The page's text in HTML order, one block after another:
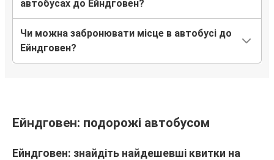
Ейндговен
Ейндговен
Ейндговен
автобусах до Ейндговен?
Чи можна забронювати місце в автобусі до
Ейндговен?
Ейндговен: подорожі автобусом
Ейндговен: знайдіть найдешевші квитки на